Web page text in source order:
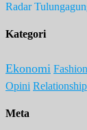
Radar
Kategori
Ekonomi Fashion
Opini Relationship
Meta